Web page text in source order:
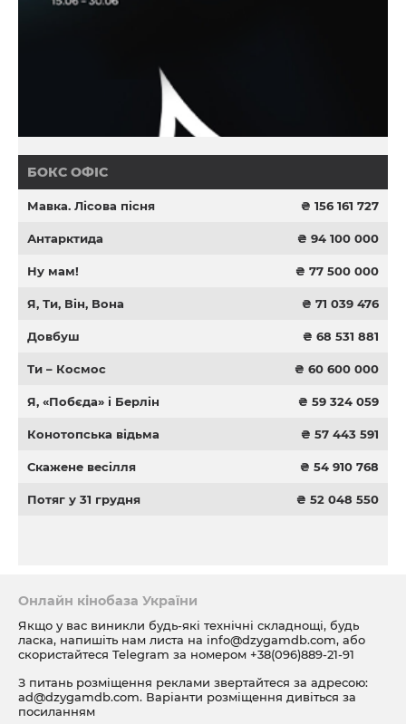
БОКС ОФІС
Мавка. Лісова пісня ₴ 156 161 727
Антарктида ₴ 94 100 000
Ну мам! ₴ 77 500 000
Я, Ти, Він, Вона ₴ 71 039 476
Довбуш ₴ 68 531 881
Ти – Космос ₴ 60 600 000
Я, «Побєда» і Берлін ₴ 59 324 059
Конотопська відьма ₴ 57 443 591
Скажене весілля ₴ 54 910 768
Потяг у 31 грудня ₴ 52 048 550
Онлайн кінобаза України
Якщо у вас виникли будь-які технічні складнощі, будь
ласка, напишіть нам листа на info@dzygamdb.com, або
скористайтеся Telegram за номером +38(096)889-21-91
З питань розміщення реклами звертайтеся за адресою:
ad@dzygamdb.com. Варіанти розміщення дивіться за
посиланням